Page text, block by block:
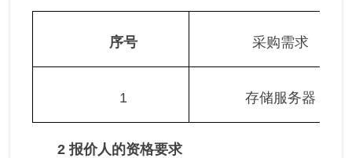
序号 采购需求
1 存储服务器
2报价人的资格要求